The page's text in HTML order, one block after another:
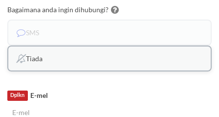
Bagaimana anda ingin dihubungi?
SMS
Tiada
E-mel
Dplkn